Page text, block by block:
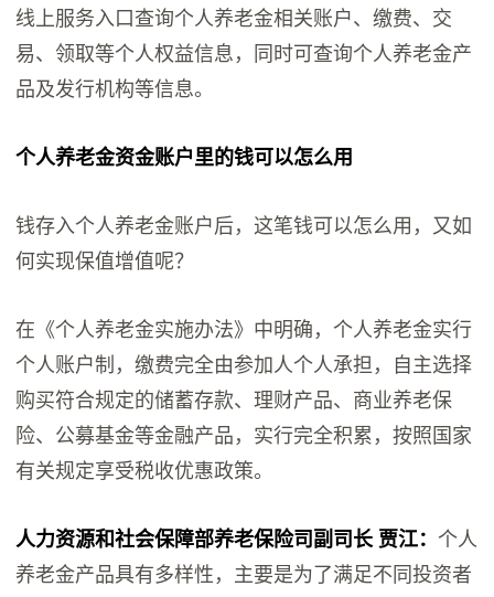
线上服务入口查询个人养老金相关账户、缴费、交
易、领取等个人权益信息，同时可查询个人养老金产
品及发行机构等信息。
个人养老金资金账户里的钱可以怎么用
钱存入个人养老金账户后，这笔钱可以怎么用，又如
何实现保值增值呢？
在《个人养老金实施办法》中明确，个人养老金实行
个人账户制，缴费完全由参加人个人承担，自主选择
购买符合规定的储蓄存款、理财产品、商业养老保
险、公募基金等金融产品，实行完全积累，按照国家
有关规定享受税收优惠政策。
人力资源和社会保障部养老保险司副司长 贾江： 个人
养老金产品具有多样性，主要是为了满足不同投资者